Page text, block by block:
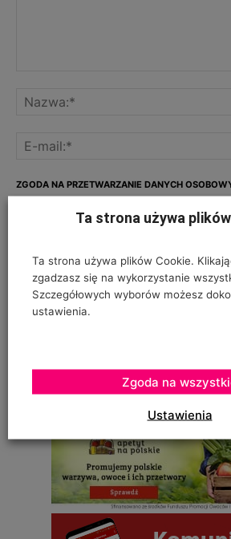
ZGODA NA PRZETWARZANIE DANYCH
Twój adres e-mail nie zostanie opublikowany,
I have read and accepted the
Ta strona używa
Ta strona używa plików Cookie.
zgadzasz się na wykorzystanie
Szczegółowych wyborów możesz
ustawienia.
Ustawienia
Zgoda na